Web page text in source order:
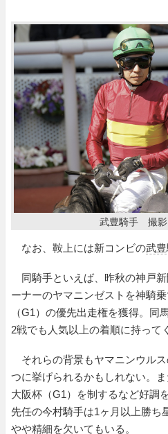
武豊騎手 撮影
なお、鞍上には新コンビの武豊
同騎手といえば、昨秋の神戸
ーナーのヤマニンゼストを神騎
（G1）の優先出走権を獲得。同
2戦でも人気以上の着順に持って
それらの背景もヤマニンウル
つに挙げられるかもしれない。
大阪杯（G1）を制するなど好調
先任の今村騎手は1ヶ月以上勝ち
やや精細を欠いてもいる。